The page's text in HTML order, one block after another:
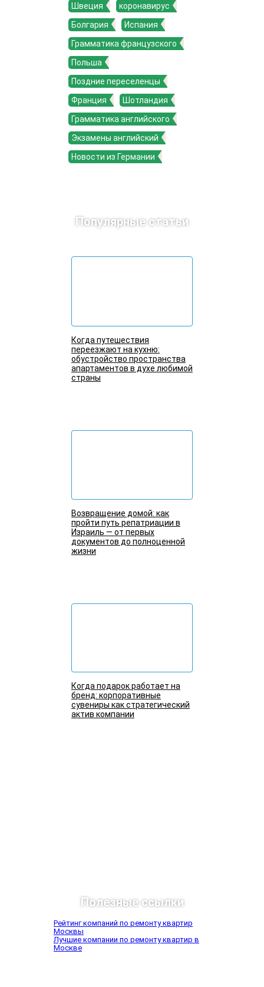
Швеция
коронавирус
Болгария
Испания
Грамматика французского
Польша
Поздние переселенцы
Франция
Шотландия
Грамматика английского
Экзамены английский
Новости из Германии
Популярные статьи
Когда путешествия
переезжают на кухню:
обустройство пространства
апартаментов в духе любимой
страны
Возвращение домой: как
пройти путь репатриации в
Израиль — от первых
документов до полноценной
жизни
Когда подарок работает на
бренд: корпоративные
сувениры как стратегический
актив компании
Полезные ссылки
Рейтинг компаний по ремонту квартир
Москвы
Лучшие компании по ремонту квартир в
Москве